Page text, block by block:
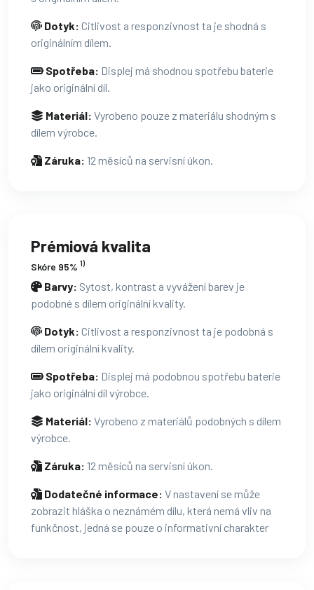
Dotyk: Citlivost a responzivnost ta je shodná s
originálním dílem.
Spotřeba: Displej má shodnou spotřebu baterie
jako originální díl.
Materiál: Vyrobeno pouze z materiálu shodným s
dílem výrobce.
Záruka: 12 měsíců na servisní úkon.
Prémiová kvalita
Skóre 95% 1)
Barvy: Sytost, kontrast a vyvážení barev je
podobné s dílem originální kvality.
Dotyk: Citlivost a responzivnost ta je podobná s
dílem originální kvality.
Spotřeba: Displej má podobnou spotřebu baterie
jako originální díl výrobce.
Materiál: Vyrobeno z materiálů podobných s dílem
výrobce.
Záruka: 12 měsíců na servisní úkon.
Dodatečné informace: V nastavení se může
zobrazit hláška o neznámém dílu, která nemá vliv na
funkčnost, jedná se pouze o informativní charakter